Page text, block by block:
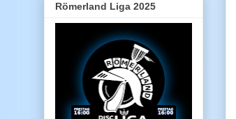
Römerland Liga 2025